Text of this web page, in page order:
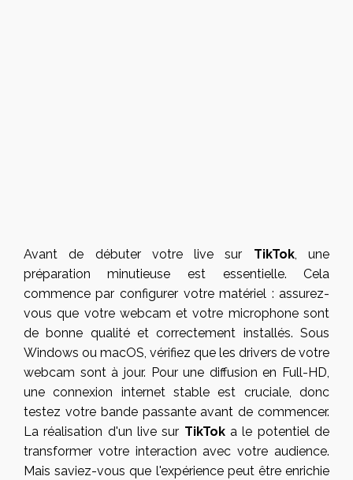
Avant de débuter votre live sur TikTok, une
préparation minutieuse est essentielle. Cela
commence par configurer votre matériel : assurez-
vous que votre webcam et votre microphone sont
de bonne qualité et correctement installés. Sous
Windows ou macOS, vérifiez que les drivers de votre
webcam sont à jour. Pour une diffusion en Full-HD,
une connexion internet stable est cruciale, donc
testez votre bande passante avant de commencer.
La réalisation d'un live sur TikToka le potentiel de
transformer votre interaction avec votre audience.
Mais saviez-vous que l'expérience peut être enrichie